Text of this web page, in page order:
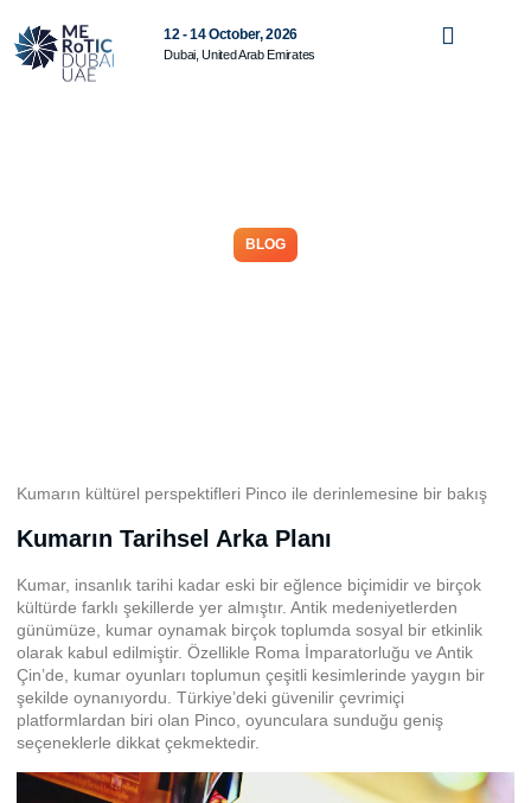
12 - 14 October, 2026
Dubai, United Arab Emirates
BLOG
Kumarın kültürel perspektifleri Pinco ile derinlemesine bir bakış
Kumarın Tarihsel Arka Planı
Kumar, insanlık tarihi kadar eski bir eğlence biçimidir ve birçok
kültürde farklı şekillerde yer almıştır. Antik medeniyetlerden
günümüze, kumar oynamak birçok toplumda sosyal bir etkinlik
olarak kabul edilmiştir. Özellikle Roma İmparatorluğu ve Antik
Çin’de, kumar oyunları toplumun çeşitli kesimlerinde yaygın bir
şekilde oynanıyordu. Türkiye’deki güvenilir çevrimiçi
platformlardan biri olan Pinco, oyunculara sunduğu geniş
seçeneklerle dikkat çekmektedir.